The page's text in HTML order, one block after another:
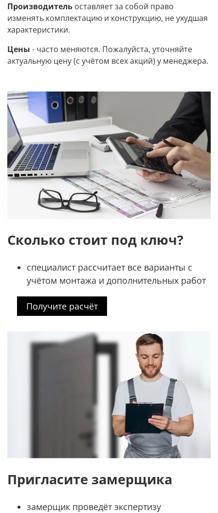
Производитель оставляет за собой право
изменять комплектацию и конструкцию, не ухудшая
характеристики.
Цены - часто меняются. Пожалуйста, уточняйте
актуальную цену (с учётом всех акций) у менеджера.
Сколько стоит под ключ?
специалист рассчитает все варианты с
учётом монтажа и дополнительных работ
Получите расчёт
Пригласите замерщика
замерщик проведёт экспертизу